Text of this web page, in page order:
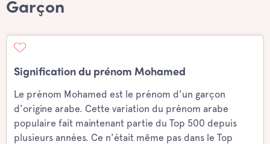
Garçon
Signification du prénom Mohamed
Le prénom Mohamed est le prénom d'un garçon
d'origine arabe. Cette variation du prénom arabe
populaire fait maintenant partie du Top 500 depuis
plusieurs années. Ce n'était même pas dans le Top